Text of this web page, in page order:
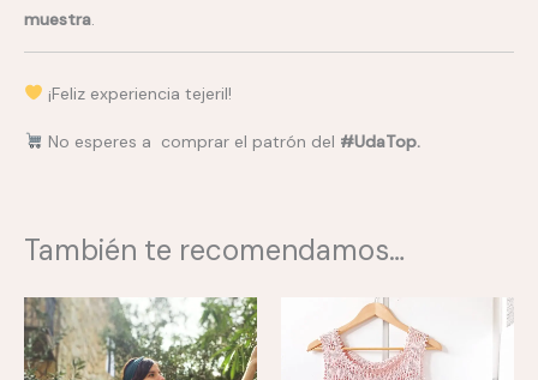
muestra.
¡Feliz experiencia tejeril!
No esperes a comprar el patrón del #UdaTop.
También te recomendamos…